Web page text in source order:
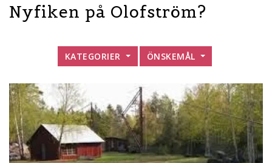
Nyfiken på Olofström?
KATEGORIER ÖNSKEMÅL